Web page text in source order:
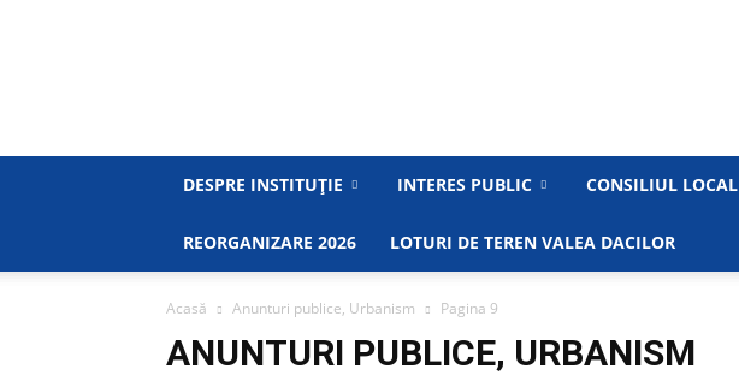
DESPRE INSTITUȚIE INTERES PUBLIC CONSILIUL LOCAL
REORGANIZARE 2026 LOTURI DE TEREN VALEA DACILOR
Acasă Anunturi publice, Urbanism Pagina 9
ANUNTURI PUBLICE, URBANISM